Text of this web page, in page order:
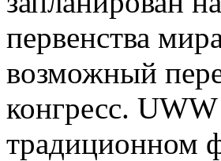
первенства
возможный
конгресс.
традиционном